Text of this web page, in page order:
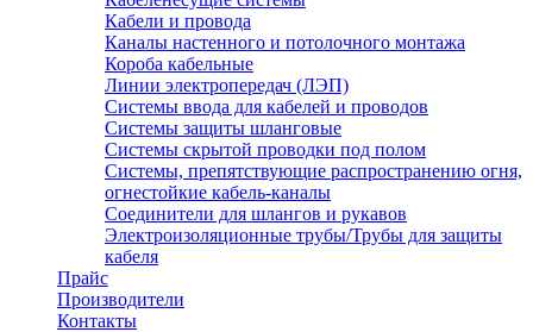
Кабели и провода
Каналы настенного и потолочного монтажа
Короба кабельные
Линии электропередач (ЛЭП)
Системы ввода для кабелей и проводов
Системы защиты шланговые
Системы скрытой проводки под полом
Системы, препятствующие распространению огня,
огнестойкие кабель-каналы
Соединители для шлангов и рукавов
Электроизоляционные трубы/Трубы для защиты
кабеля
Прайс
Производители
Контакты